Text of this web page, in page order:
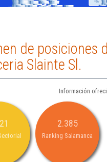
de posiciones
Slainte Sl.
Información
2.385
Ranking Salamanca